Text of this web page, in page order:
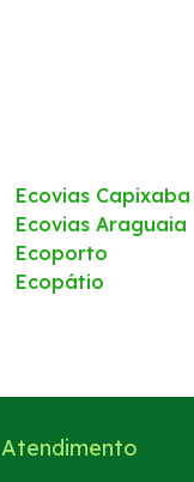
Ecovias Capixaba
Ecovias Araguaia
Ecoporto
Ecopátio
Atendimento